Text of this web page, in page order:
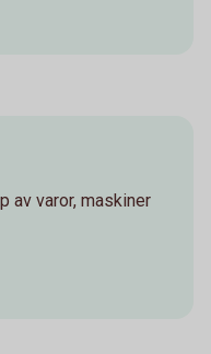
av varor, maskiner